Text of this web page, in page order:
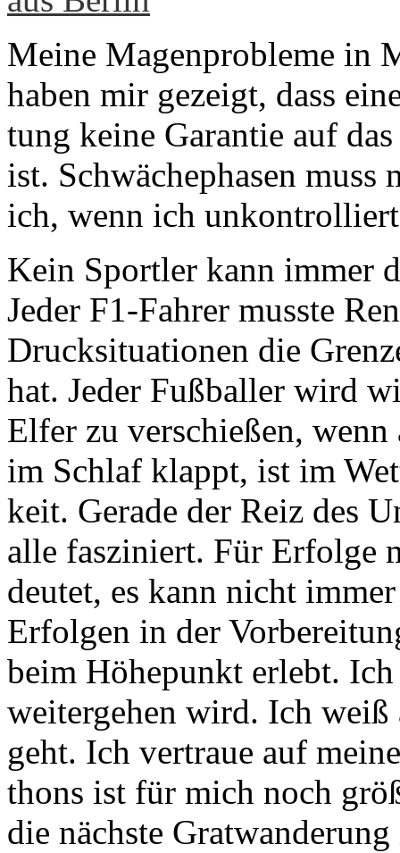
Mei­ne Ma­gen­pro­ble­me in
ha­ben mir ge­zeigt, dass
tung kei­ne Ga­ran­tie auf
ist. Schwä­che­pha­sen muss
ich, wenn ich
Kein Sport­ler kann im­mer
Je­der F1-Fah­rer muss­te
Druck­si­tua­tio­nen die
hat. Je­der Fuß­bal­ler wird
El­fer zu ver­schie­ßen,
im Schlaf klappt, ist im
keit. Ge­ra­de der Reiz des
alle fas­zi­niert. Für Er­fol­ge
deu­tet, es kann nicht
Er­fol­gen in der
beim Hö­he­punkt er­lebt.
wei­ter­ge­hen wird. Ich weiß
geht. Ich ver­traue auf
thons ist für mich noch
die nächs­te